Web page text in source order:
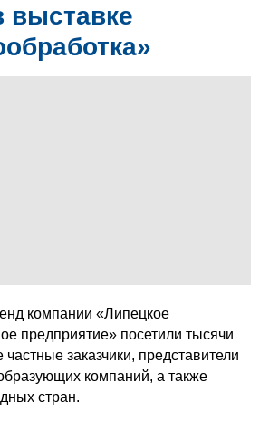
выставке
компании «Липецкое
предприятие» посетили тысячи
частные заказчики, представители
компаний, а также
стран.